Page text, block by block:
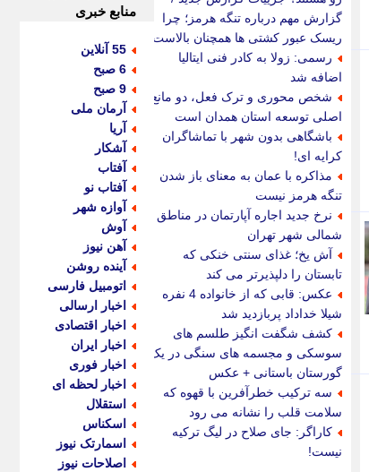
گزارش مهم درباره تنگه هرمز؛ چرا
ریسک عبور کشتی ها همچنان بالاست؟
رسمی: زولا به کادر فنی ایتالیا
اضافه شد
شخص محوری و ترک فعل، دو مانع
اصلی توسعه استان همدان است
باشگاهی بدون شهر با تماشاگران
کرایه ای!
مذاکره با عمان به معنای باز شدن
تنگه هرمز نیست
نرخ جدید اجاره آپارتمان در مناطق
شمالی شهر تهران
آش یخ؛ غذای سنتی خنکی که
تابستان را دلپذیرتر می کند
عکس: قابی که از خانواده 4 نفره
شیلا خداداد پربازدید شد
کشف شگفت انگیز طلسم های
سوسکی و مجسمه های سنگی در یک
گورستان باستانی + عکس
سه ترکیب خطرآفرین با قهوه که
سلامت قلب را نشانه می رود
کاراگر: جای صلاح در لیگ ترکیه
نیست!
منابع خبری
55 آنلاین
6 صبح
9 صبح
آرمان ملی
آریا
آشکار
آفتاب
آفتاب نو
آوازه شهر
آوش
آهن نیوز
آینده روشن
اتومبیل فارسی
اخبار ارسالی
اخبار اقتصادی
اخبار ایران
اخبار فوری
اخبار لحظه ای
استقلال
اسکناس
اسمارتک نیوز
اصلاحات نیوز